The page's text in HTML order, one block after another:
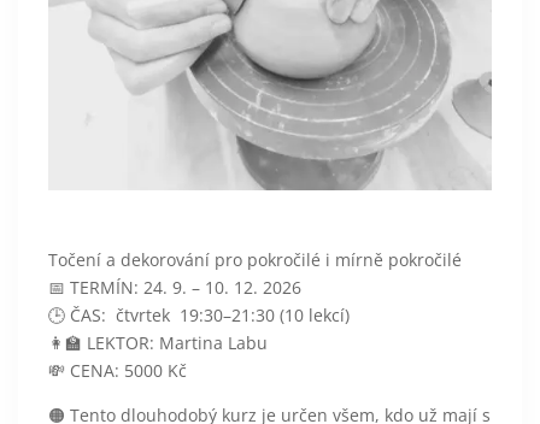
Točení a dekorování pro pokročilé i mírně pokročilé
📅 TERMÍN: 24. 9. – 10. 12. 2026
🕒 ČAS: čtvrtek 19:30–21:30 (10 lekcí)
👩‍🏫 LEKTOR: Martina Labu
💸 CENA: 5000 Kč
🟠 Tento dlouhodobý kurz je určen všem, kdo už mají s